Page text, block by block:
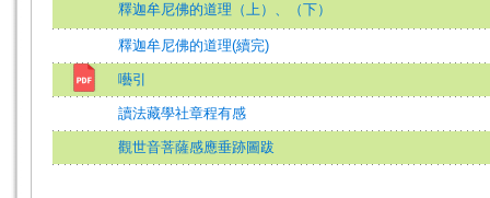
釋迦牟尼佛的道理（上）、（下）
釋迦牟尼佛的道理(續完)
囈引
讀法藏學社章程有感
觀世音菩薩感應垂跡圖跋